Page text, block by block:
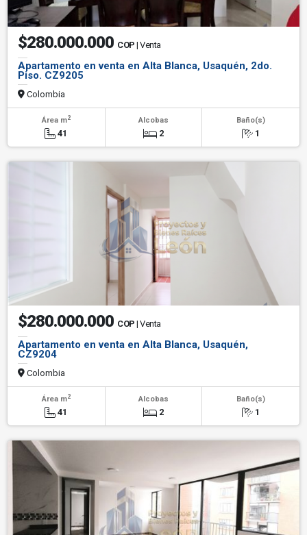
$280.000.000 COP | Venta
Apartamento en venta en Alta Blanca, Usaquén, 2do.
Piso. CZ9205
Colombia
Área m2
41
Alcobas
2
Baño(s)
1
$280.000.000 COP | Venta
Apartamento en venta en Alta Blanca, Usaquén,
CZ9204
Colombia
Área m2
41
Alcobas
2
Baño(s)
1